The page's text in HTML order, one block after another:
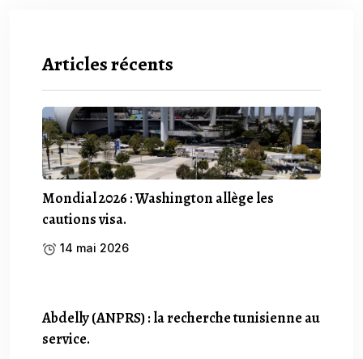
Articles récents
Mondial 2026 : Washington allège les
cautions visa.
14 mai 2026
Abdelly (ANPRS) : la recherche tunisienne au
service.